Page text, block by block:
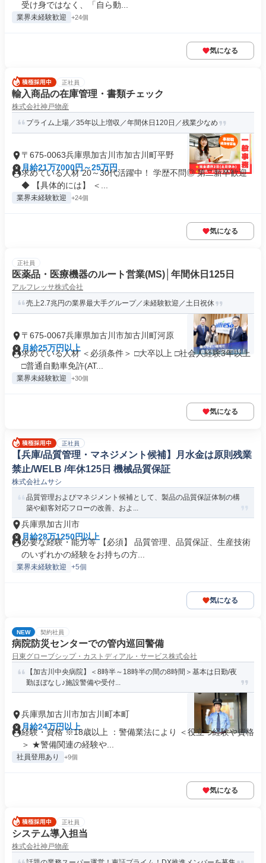
受け身ではなく、「自ら動...
業界未経験歓迎 +24個
気になる
正社員
輸入商品の在庫管理・書類チェック
株式会社神戸物産
プライム上場／35年以上増収／年間休日120日／残業少なめ
〒675-0063兵庫県加古川市加古川町平野
月給21万7000円～25万円
求めている人材 20～30代活躍中！ 学歴不問◎ 第二新卒歓迎
◆ 【具体的には】 ＜...
業界未経験歓迎 +24個
気になる
正社員
医薬品・医療機器のルート営業(MS)│年間休日125日
アルフレッサ株式会社
売上2.7兆円の業界最大手グループ／未経験歓迎／土日祝休
〒675-0067兵庫県加古川市加古川町河原
月給25万円以上
求めている人材 ＜必須条件＞ □大卒以上 □社会人経験3年以上
□普通自動車免許(AT...
業界未経験歓迎 +30個
気になる
正社員
【兵庫/品質管理・マネジメント候補】月水金は原則残業
禁止/WELB /年休125日 機械品質保証
株式会社ムサシ
品質管理およびマネジメント候補として、製品の品質保証体制の構
築や顧客対応フローの改善、およ...
兵庫県加古川市
月給28万1250円以上
必要な経験・能力等 【必須】 品質管理、品質保証、生産技術
のいずれかの経験をお持ちの方...
業界未経験歓迎 +5個
気になる
NEW 契約社員
病院防災センターでの管内巡回警備
日東グローブシップ・カストディアル・サービス株式会社
【加古川中央病院】＜8時半～18時半の間の8時間＞基本は日勤/夜
勤ほぼなし♪施設警備や受付...
兵庫県加古川市加古川町本町
月給24万円以上
経験・資格 ※18歳以上 ：警備業法により ＜役立つ経験や資格
＞ ★警備関連の経験や...
社員登用あり +9個
気になる
正社員
システム導入担当
株式会社神戸物産